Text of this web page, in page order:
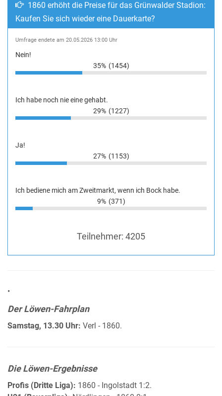
1860 erhöht die Preise für das Grünwalder Stadion:
Kaufen Sie sich wieder eine Dauerkarte?
Umfrage endete am 20.05.2026 13:00 Uhr
Nein!
35% (1454)
Ich habe noch nie eine gehabt.
29% (1227)
Ja!
27% (1153)
Ich bediene mich am Zweitmarkt, wenn ich Bock habe.
9% (371)
Teilnehmer: 4205
•
Der Löwen-Fahrplan
Samstag, 13.30 Uhr: Verl - 1860.
Die Löwen-Ergebnisse
Profis (Dritte Liga): 1860 - Ingolstadt 1:2.